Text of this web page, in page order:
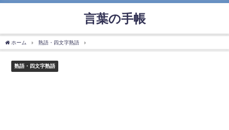
言葉の手帳
ホーム 熟語・四文字熟語
熟語・四文字熟語